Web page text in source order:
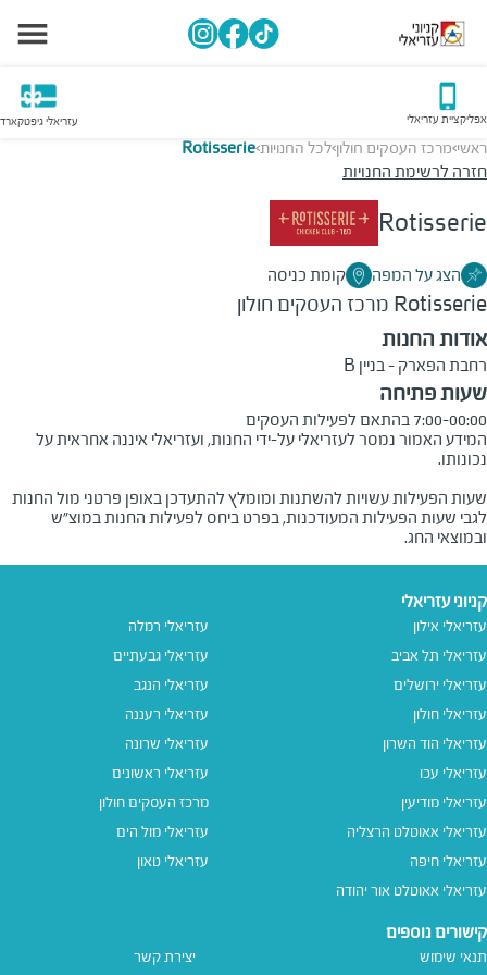
אפליקציית עזריאלי עזריאלי גיפטקארד
ראשי>מרכז העסקים חולון>לכל החנויות>
Rotisserie
חזרה לרשימת החנויות
Rotisserie
הצג על המפה קומת כניסה
Rotisserie מרכז העסקים חולון
אודות החנות
רחבת הפארק - בניין B
שעות פתיחה
7:00-00:00 בהתאם לפעילות העסקים
המידע האמור נמסר לעזריאלי על-ידי החנות, ועזריאלי איננה אחראית על
שעות הפעילות עשויות להשתנות ומומלץ להתעדכן באופן פרטני מול החנות
לגבי שעות הפעילות המעודכנות, בפרט ביחס לפעילות החנות במוצ"ש
ובמוצאי החג.
קניוני עזריאלי
עזריאלי אילון
עזריאלי תל אביב
עזריאלי ירושלים
עזריאלי חולון
עזריאלי הוד השרון
עזריאלי עכו
עזריאלי מודיעין
עזריאלי אאוטלט הרצליה
עזריאלי חיפה
עזריאלי אאוטלט אור יהודה
עזריאלי רמלה
עזריאלי גבעתיים
עזריאלי הנגב
עזריאלי רעננה
עזריאלי שרונה
עזריאלי ראשונים
מרכז העסקים חולון
עזריאלי מול הים
עזריאלי טאון
קישורים נוספים
תנאי שימוש יצירת קשר